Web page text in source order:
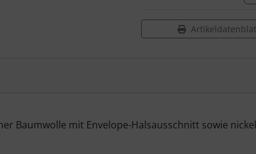
Baumwolle mit Envelope-Halsausschnitt sowie